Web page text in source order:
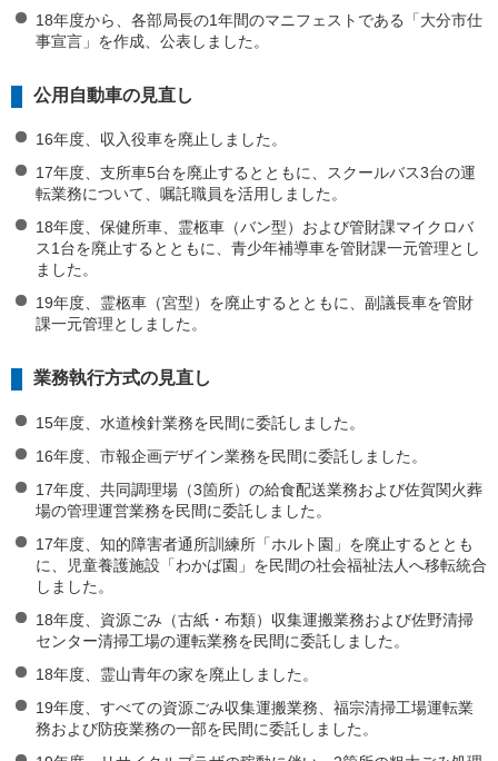
18年度から、各部局長の1年間のマニフェストである「大分市仕
事宣言」を作成、公表しました。
公用自動車の見直し
16年度、収入役車を廃止しました。
17年度、支所車5台を廃止するとともに、スクールバス3台の運
転業務について、嘱託職員を活用しました。
18年度、保健所車、霊柩車（バン型）および管財課マイクロバ
ス1台を廃止するとともに、青少年補導車を管財課一元管理とし
ました。
19年度、霊柩車（宮型）を廃止するとともに、副議長車を管財
課一元管理としました。
業務執行方式の見直し
15年度、水道検針業務を民間に委託しました。
16年度、市報企画デザイン業務を民間に委託しました。
17年度、共同調理場（3箇所）の給食配送業務および佐賀関火葬
場の管理運営業務を民間に委託しました。
17年度、知的障害者通所訓練所「ホルト園」を廃止するととも
に、児童養護施設「わかば園」を民間の社会福祉法人へ移転統合
しました。
18年度、資源ごみ（古紙・布類）収集運搬業務および佐野清掃
センター清掃工場の運転業務を民間に委託しました。
18年度、霊山青年の家を廃止しました。
19年度、すべての資源ごみ収集運搬業務、福宗清掃工場運転業
務および防疫業務の一部を民間に委託しました。